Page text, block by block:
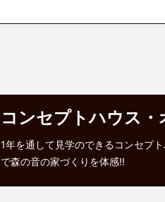
コンセプトハウス
1年を通して見学のできるコンセプ
で森の音の家づくりを体感!!